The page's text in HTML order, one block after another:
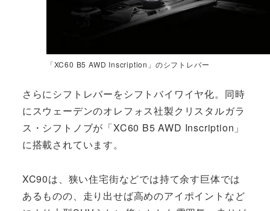
「XC60 B5 AWD Inscription」のシフトレバー
さらにシフトレバーをシフトバイワイヤ化。同時
にスウェーデンのオレフォス社製クリスタルガラ
ス・シフトノブが「XC60 B5 AWD Inscription」
に搭載されています。
XC90は、狭い住宅街などでは持て余す巨体では
あるものの、走り出せば高めのアイポイントなど